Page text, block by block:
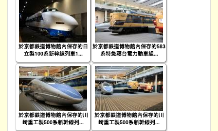
於京都鉄道博物館內保存的日
立製100系新幹線列車1...
於京都鉄道博物館內保存的583
系特急寢台電力動車組...
於京都鉄道博物館內保存的川
崎重工製500系新幹線列...
於京都鉄道博物館內保存的川
崎重工製500系新幹線列...